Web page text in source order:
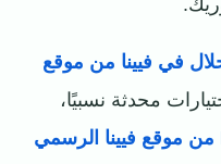
في فيينا من موقع
محدثة نسبيًا،